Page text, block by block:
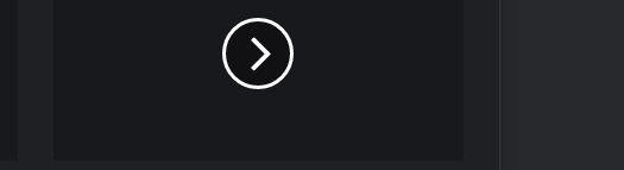
Buharlı Koltuk Yıkama: Temizlikte
Yenilikçi Çözüm